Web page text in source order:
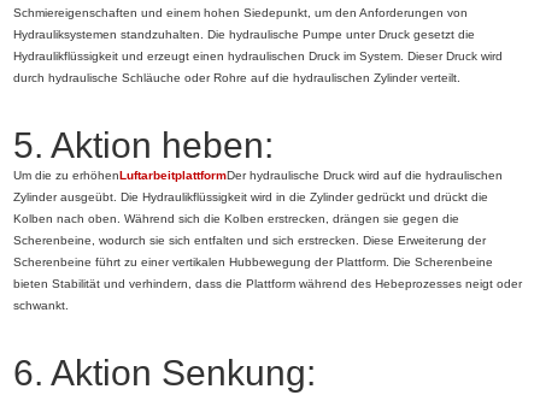
Schmiereigenschaften und einem hohen Siedepunkt, um den Anforderungen von
Hydrauliksystemen standzuhalten. Die hydraulische Pumpe unter Druck gesetzt die
Hydraulikflüssigkeit und erzeugt einen hydraulischen Druck im System. Dieser Druck wird
durch hydraulische Schläuche oder Rohre auf die hydraulischen Zylinder verteilt.
5. Aktion heben:
Um die zu erhöhen LuftarbeitplattformDer hydraulische Druck wird auf die hydraulischen
Zylinder ausgeübt. Die Hydraulikflüssigkeit wird in die Zylinder gedrückt und drückt die
Kolben nach oben. Während sich die Kolben erstrecken, drängen sie gegen die
Scherenbeine, wodurch sie sich entfalten und sich erstrecken. Diese Erweiterung der
Scherenbeine führt zu einer vertikalen Hubbewegung der Plattform. Die Scherenbeine
bieten Stabilität und verhindern, dass die Plattform während des Hebeprozesses neigt oder
schwankt.
6. Aktion Senkung: